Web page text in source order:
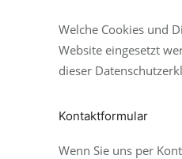
Welche Cookies und
Website eingesetzt
dieser
Kontaktformular
Wenn Sie uns per